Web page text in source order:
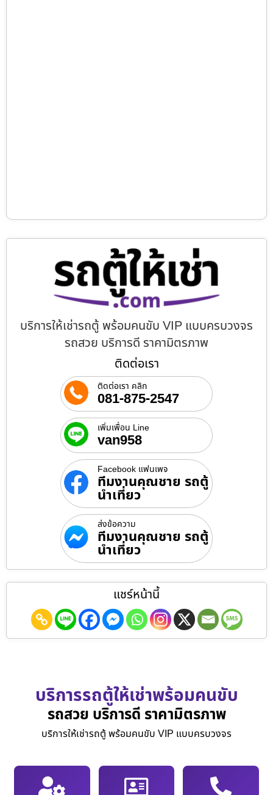
บริการให้เช่ารถตู้ พร้อมคนขับ VIP แบบครบวงจร
รถสวย บริการดี ราคามิตรภาพ
ติดต่อเรา
ติดต่อเรา คลิก
081-875-2547
เพิ่มเพื่อน Line
van958
Facebook แฟนเพจ
ทีมงานคุณชาย รถตู้
นำเที่ยว
ส่งข้อความ
ทีมงานคุณชาย รถตู้
นำเที่ยว
แชร์หน้านี้
บริการรถตู้ให้เช่าพร้อมคนขับ
รถสวย บริการดี ราคามิตรภาพ
บริการให้เช่ารถตู้ พร้อมคนขับ VIP แบบครบวงจร